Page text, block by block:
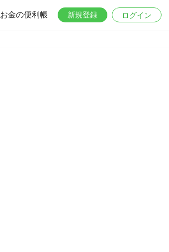
お金の便利帳 新規登録 ログイン